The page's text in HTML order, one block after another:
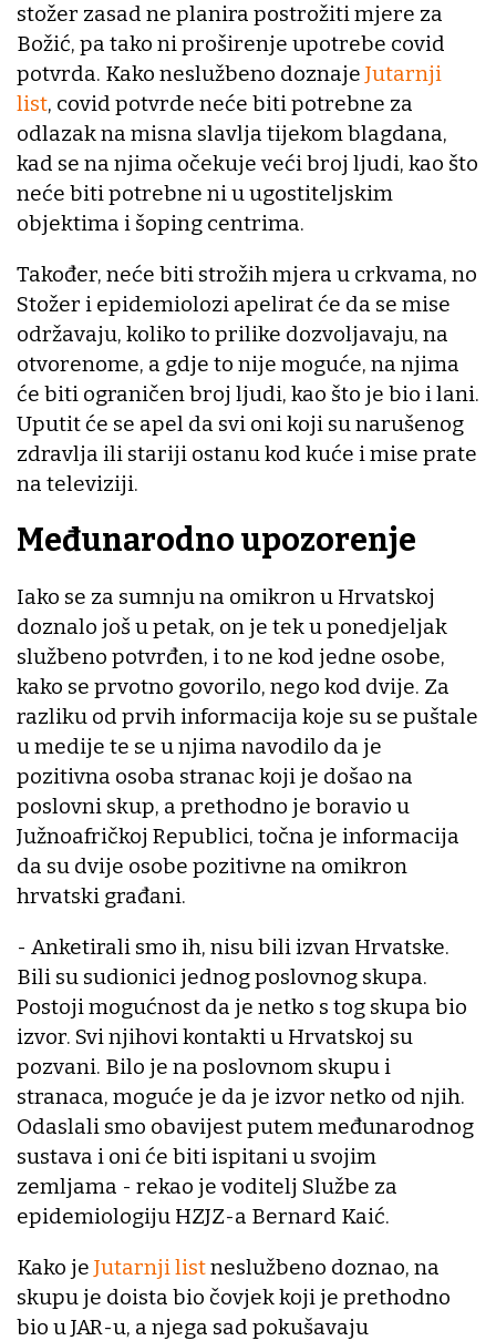
stožer zasad ne planira postrožiti mjere za
Božić, pa tako ni proširenje upotrebe covid
potvrda. Kako neslužbeno doznaje Jutarnji
list, covid potvrde neće biti potrebne za
odlazak na misna slavlja tijekom blagdana,
kad se na njima očekuje veći broj ljudi, kao što
neće biti potrebne ni u ugostiteljskim
objektima i šoping centrima.
Također, neće biti strožih mjera u crkvama, no
Stožer i epidemiolozi apelirat će da se mise
održavaju, koliko to prilike dozvoljavaju, na
otvorenome, a gdje to nije moguće, na njima
će biti ograničen broj ljudi, kao što je bio i lani.
Uputit će se apel da svi oni koji su narušenog
zdravlja ili stariji ostanu kod kuće i mise prate
na televiziji.
Međunarodno upozorenje
Iako se za sumnju na omikron u Hrvatskoj
doznalo još u petak, on je tek u ponedjeljak
službeno potvrđen, i to ne kod jedne osobe,
kako se prvotno govorilo, nego kod dvije. Za
razliku od prvih informacija koje su se puštale
u medije te se u njima navodilo da je
pozitivna osoba stranac koji je došao na
poslovni skup, a prethodno je boravio u
Južnoafričkoj Republici, točna je informacija
da su dvije osobe pozitivne na omikron
hrvatski građani.
- Anketirali smo ih, nisu bili izvan Hrvatske.
Bili su sudionici jednog poslovnog skupa.
Postoji mogućnost da je netko s tog skupa bio
izvor. Svi njihovi kontakti u Hrvatskoj su
pozvani. Bilo je na poslovnom skupu i
stranaca, moguće je da je izvor netko od njih.
Odaslali smo obavijest putem međunarodnog
sustava i oni će biti ispitani u svojim
zemljama - rekao je voditelj Službe za
epidemiologiju HZJZ-a Bernard Kaić.
Kako je Jutarnji listneslužbeno doznao, na
skupu je doista bio čovjek koji je prethodno
bio u JAR-u, a njega sad pokušavaju